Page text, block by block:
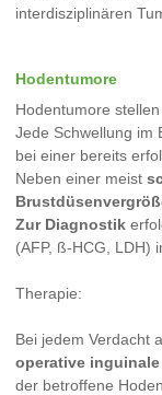
interdisziplinären
Hodentumore
Hodentumore
Jede Schwellung im
bei einer bereits
Neben einer meist
Zur Diagnostik
(AFP, ß-HCG, LDH)
Therapie:
Bei jedem Verdacht
operative
der betroffene